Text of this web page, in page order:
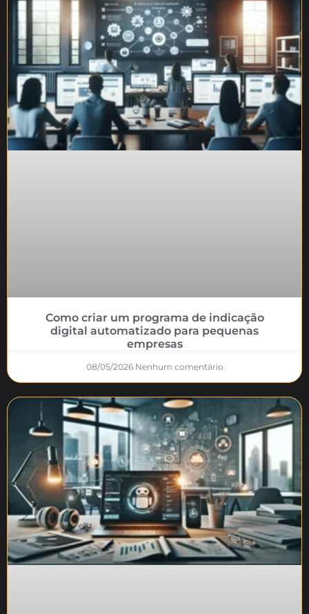
Como criar um programa de indicação
digital automatizado para pequenas
empresas
08/05/2026 Nenhum comentário